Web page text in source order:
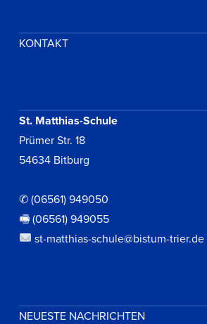
KONTAKT
St. Matthias-Schule
Prümer Str. 18
54634 Bitburg
✆ (06561) 949050
🖷 (06561) 949055
st-matthias-schule@bistum-trier.de
NEUESTE NACHRICHTEN